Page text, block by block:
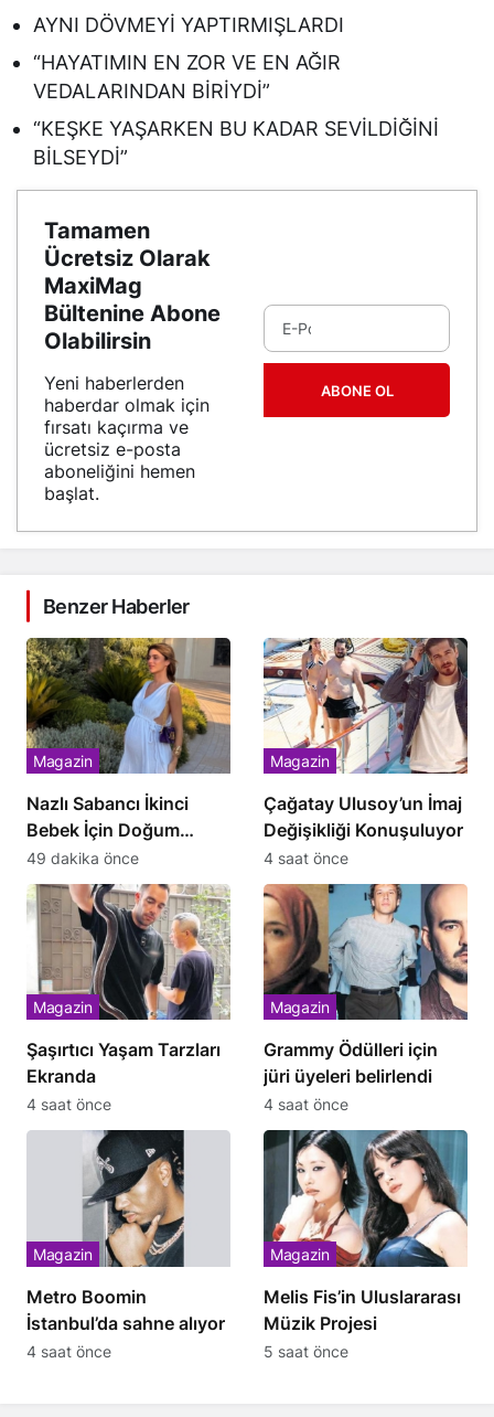
AYNI DÖVMEYİ YAPTIRMIŞLARDI
“HAYATIMIN EN ZOR VE EN AĞIR
VEDALARINDAN BİRİYDİ”
“KEŞKE YAŞARKEN BU KADAR SEVİLDİĞİNİ
BİLSEYDİ”
Tamamen
Ücretsiz Olarak
MaxiMag
Bültenine Abone
Olabilirsin
Yeni haberlerden
haberdar olmak için
fırsatı kaçırma ve
ücretsiz e-posta
aboneliğini hemen
başlat.
ABONE OL
Benzer Haberler
Nazlı Sabancı İkinci
Bebek İçin Doğum
Kararını Verdi
Magazin
49 dakika önce
Çağatay Ulusoy’un İmaj
Değişikliği Konuşuluyor
Magazin
4 saat önce
Şaşırtıcı Yaşam Tarzları
Ekranda
Magazin
4 saat önce
Grammy Ödülleri için
jüri üyeleri belirlendi
Magazin
4 saat önce
Metro Boomin
İstanbul’da sahne alıyor
Magazin
4 saat önce
Melis Fis’in Uluslararası
Müzik Projesi
Magazin
5 saat önce